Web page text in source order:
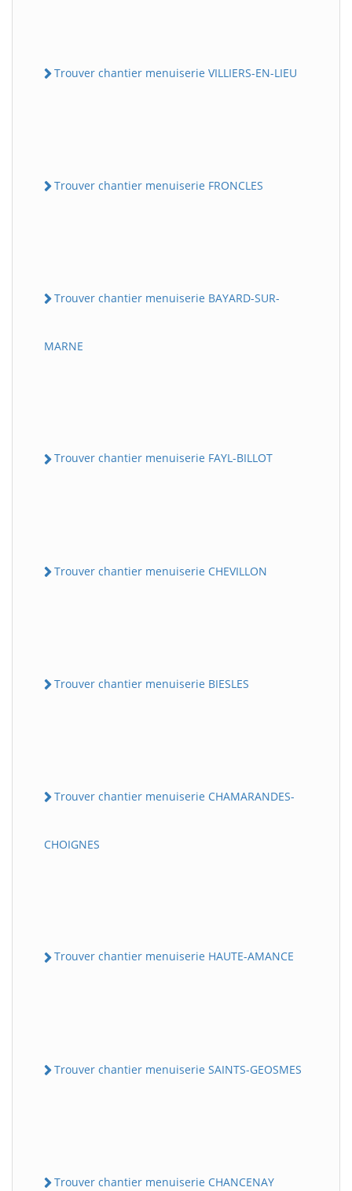
Trouver chantier menuiserie VILLIERS-EN-LIEU
Trouver chantier menuiserie FRONCLES
Trouver chantier menuiserie BAYARD-SUR-
MARNE
Trouver chantier menuiserie FAYL-BILLOT
Trouver chantier menuiserie CHEVILLON
Trouver chantier menuiserie BIESLES
Trouver chantier menuiserie CHAMARANDES-
CHOIGNES
Trouver chantier menuiserie HAUTE-AMANCE
Trouver chantier menuiserie SAINTS-GEOSMES
Trouver chantier menuiserie CHANCENAY